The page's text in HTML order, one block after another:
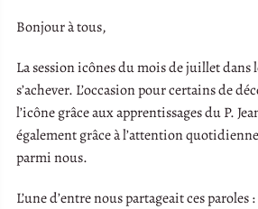
Bonjour à tous,
La session icônes du mois de juillet dans
s’achever. L’occasion pour certains de
l’icône grâce aux apprentissages du P.
également grâce à l’attention
parmi nous.
L’une d’entre nous partageait ces paroles